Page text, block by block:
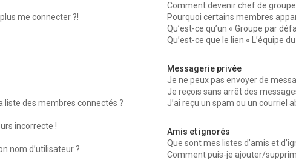
me connecter ?!
liste des membres connectés ?
incorrecte !
nom d’utilisateur ?
Comment devenir chef de groupe
Pourquoi certains membres
Qu’est-ce qu’un « Groupe par
Qu’est-ce que le lien « L’équipe
Messagerie privée
Je ne peux pas envoyer de
Je reçois sans arrêt des
J’ai reçu un spam ou un courriel
Amis et ignorés
Que sont mes listes d’amis et
Comment puis-je ajouter/